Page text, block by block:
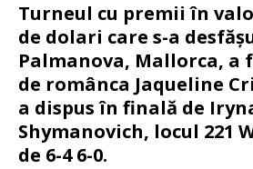
Turneul cu premii în
de dolari care s-a
Palmanova, Mallorca, a
de românca Jaqueline
a dispus în finală de
Shymanovich, locul 221
de 6-4 6-0.